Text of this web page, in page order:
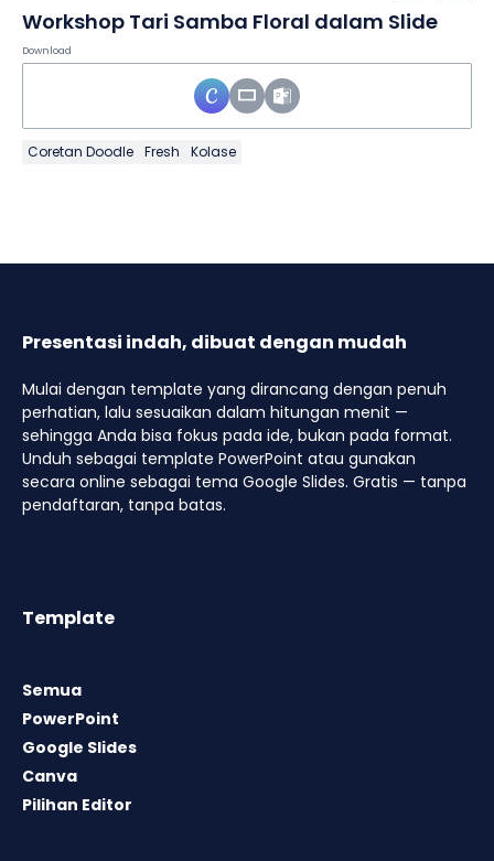
Workshop Tari Samba Floral dalam Slide
Download
Coretan Doodle Fresh Kolase
Presentasi indah, dibuat dengan mudah
Mulai dengan template yang dirancang dengan penuh
perhatian, lalu sesuaikan dalam hitungan menit —
sehingga Anda bisa fokus pada ide, bukan pada format.
Unduh sebagai template PowerPoint atau gunakan
secara online sebagai tema Google Slides. Gratis — tanpa
pendaftaran, tanpa batas.
Template
Semua
PowerPoint
Google Slides
Canva
Pilihan Editor